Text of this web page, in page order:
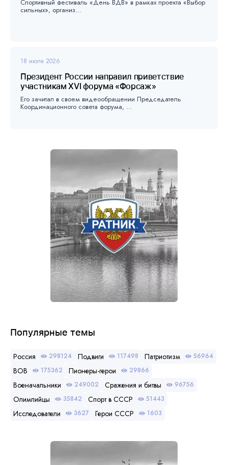
Спортивный фестиваль «День ВДВ» в рамках проекта «Выбор
сильных», организ...
18 июля 2026
Президент России направил приветствие
участникам XVI форума «Форсаж»
Его зачитал в своем видеообращении Председатель
Координационного совета форума, ...
Популярные темы
Россия 298124 Подвиги 117498 Патриотизм 56964
ВОВ 175362 Пионеры-герои 29866
Военачальники 249002 Сражения и битвы 96756
Олимпийцы 35842 Спорт в СССР 51443
Исследователи 3627 Герои СССР 1603